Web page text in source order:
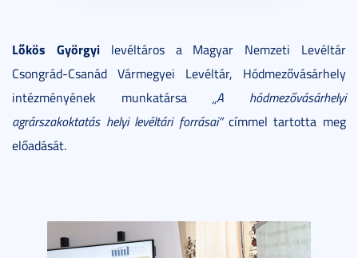
Lőkös Györgyilevéltáros a Magyar Nemzeti Levéltár
Csongrád-Csanád Vármegyei Levéltár, Hódmezővásárhely
intézményének munkatársa „A hódmezővásárhelyi
agrárszakoktatás helyi levéltári forrásai”címmel tartotta meg
előadását.